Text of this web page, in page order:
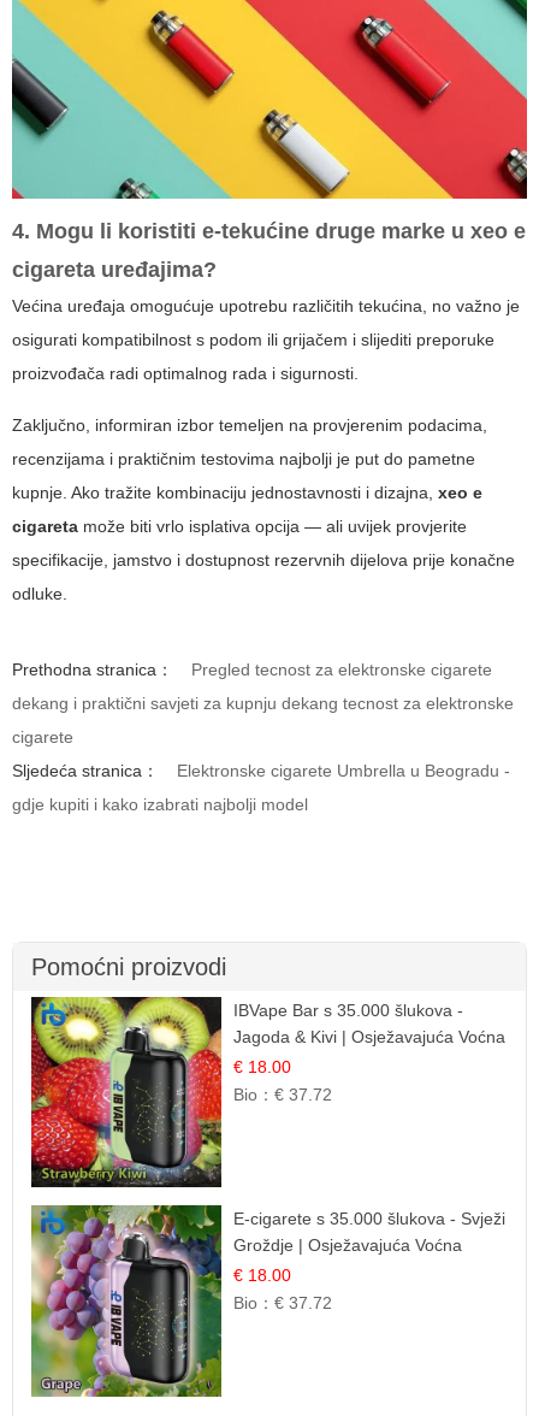
4. Mogu li koristiti e-tekućine druge marke u xeo e
cigareta uređajima?
Većina uređaja omogućuje upotrebu različitih tekućina, no važno je
osigurati kompatibilnost s podom ili grijačem i slijediti preporuke
proizvođača radi optimalnog rada i sigurnosti.
Zaključno, informiran izbor temeljen na provjerenim podacima,
recenzijama i praktičnim testovima najbolji je put do pametne
kupnje. Ako tražite kombinaciju jednostavnosti i dizajna, xeo e
cigareta može biti vrlo isplativa opcija — ali uvijek provjerite
specifikacije, jamstvo i dostupnost rezervnih dijelova prije konačne
odluke.
Prethodna stranica：
Pregled tecnost za elektronske cigarete
dekang i praktični savjeti za kupnju dekang tecnost za elektronske
cigarete
Sljedeća stranica：
Elektronske cigarete Umbrella u Beogradu -
gdje kupiti i kako izabrati najbolji model
Pomoćni proizvodi
IBVape Bar s 35.000 šlukova -
Jagoda & Kivi | Osježavajuća Voćna
Mješavina
€ 18.00
Bio：€ 37.72
E-cigarete s 35.000 šlukova - Svježi
Groždje | Osježavajuća Voćna
Aroma
€ 18.00
Bio：€ 37.72